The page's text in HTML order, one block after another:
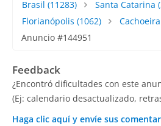
Brasil (11283) Santa Catarina
Florianópolis (1062)
Anuncio #144951
Feedback
¿Encontró dificultades con este
(Ej: calendario desactualizado,
Haga clic aquí y envíe sus